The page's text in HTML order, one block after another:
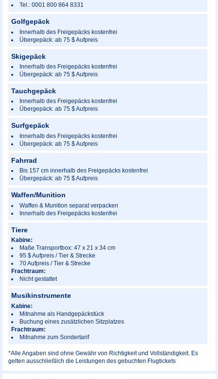
Tel.: 0001 800 864 8331
Golfgepäck
Innerhalb des Freigepäcks kostenfrei
Übergepäck: ab 75 $ Aufpreis
Skigepäck
Innerhalb des Freigepäcks kostenfrei
Übergepäck: ab 75 $ Aufpreis
Tauchgepäck
Innerhalb des Freigepäcks kostenfrei
Übergepäck: ab 75 $ Aufpreis
Surfgepäck
Innerhalb des Freigepäcks kostenfrei
Übergepäck: ab 75 $ Aufpreis
Fahrrad
Bis 157 cm innerhalb des Freigepäcks kostenfrei
Übergepäck: ab 75 $ Aufpreis
Waffen/Munition
Waffen & Munition separat verpacken
Innerhalb des Freigepäcks kostenfrei
Tiere
Kabine:
Maße Transportbox: 47 x 21 x 34 cm
95 $ Aufpreis / Tier & Strecke
70 Aufpreis / Tier & Strecke
Frachtraum:
Nicht gestattet
Musikinstrumente
Kabine:
Mitnahme als Handgepäckstück
Buchung eines zusätzlichen Sitzplatzes
Frachtraum:
Mitnahme zum Sondertarif
*Alle Angaben sind ohne Gewähr von Richtigkeit und Vollständigkeit. Es
gelten ausschließlich die Leistungen des gebuchten Flugtickets